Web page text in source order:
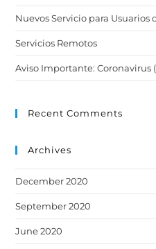
Nuevos Servicio para Usuarios
Servicios Remotos
Aviso Importante: Coronavirus
Recent Comments
Archives
December 2020
September 2020
June 2020